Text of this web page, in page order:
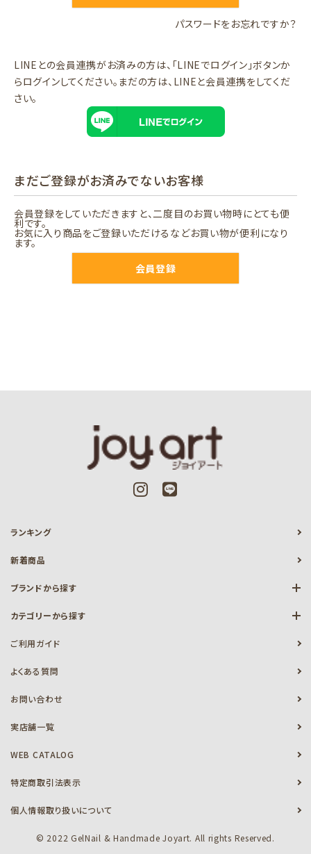
パスワードをお忘れですか？
LINEとの会員連携がお済みの方は、「LINEでログイン」ボタンか
らログインしてください。まだの方は、 LINEと会員連携をしてくだ
さい。
まだご登録がお済みでないお客様
会員登録をしていただきますと、二度目のお買い物時にとても便
利です。
お気に入り商品をご登録いただけるなどお買い物が便利になり
ます。
会員登録
ランキング
新着商品
ブランドから探す
カテゴリーから探す
ご利用ガイド
よくある質問
お問い合わせ
実店舗一覧
WEB CATALOG
特定商取引法表示
個人情報取り扱いについて
© 2022 GelNail & Handmade Joyart. All rights Reserved.